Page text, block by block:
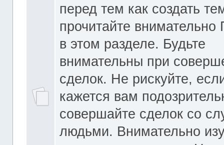
перед тем как создать
прочитайте
в этом разделе. Будьте
внимательны при
сделок. Не рискуйте,
кажется вам
совершайте сделок со
людьми. Внимательно